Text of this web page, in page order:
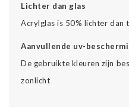
Lichter dan glas
Acrylglas is 50% lichter dan
Aanvullende uv-
De gebruikte kleuren zijn
zonlicht